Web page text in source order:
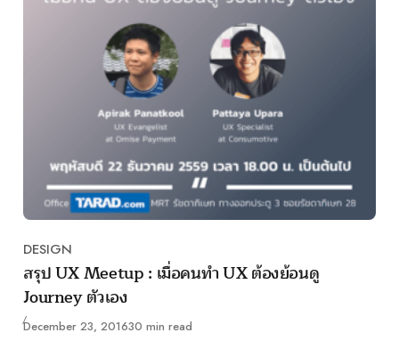
Category
DESIGN
สรุป UX Meetup : เมื่อคนทำ UX ต้องย้อนดู
Journey ตัวเอง
Published
December 23, 201630 min read